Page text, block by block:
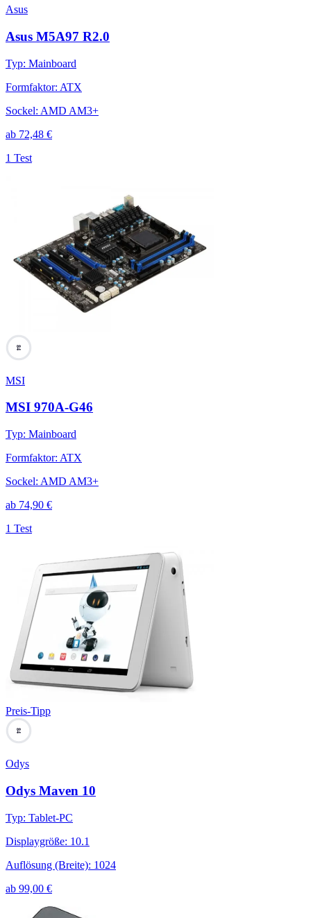
Asus
Asus M5A97 R2.0
Typ: Mainboard
Formfaktor: ATX
Sockel: AMD AM3+
ab 72,48 €
1 Test
84
MSI
MSI 970A-G46
Typ: Mainboard
Formfaktor: ATX
Sockel: AMD AM3+
ab 74,90 €
1 Test
Preis-Tipp
84
Odys
Odys Maven 10
Typ: Tablet-PC
Displaygröße: 10.1
Auflösung (Breite): 1024
ab 99,00 €